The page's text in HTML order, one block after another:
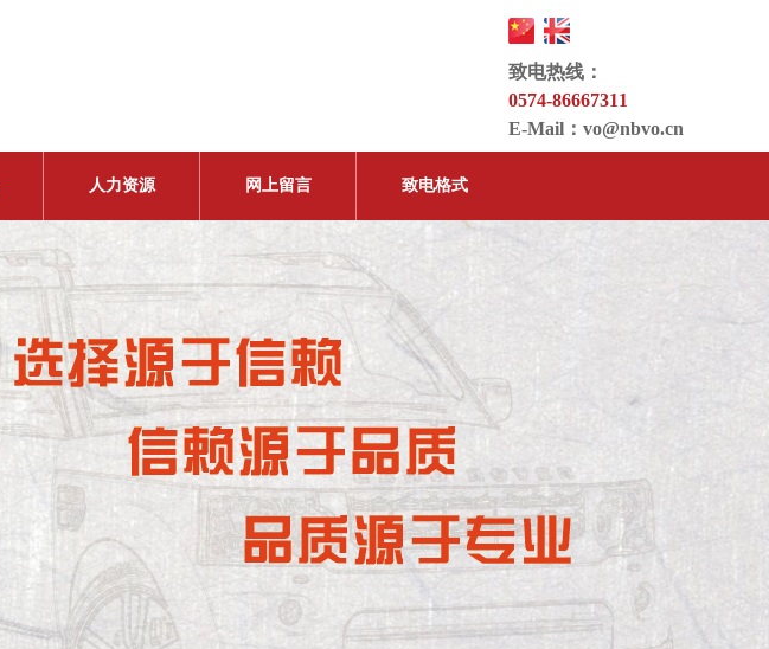
致电热线：
0574-86667311
E-Mail： vo@nbvo.cn
人力资源 网上留言 致电格式